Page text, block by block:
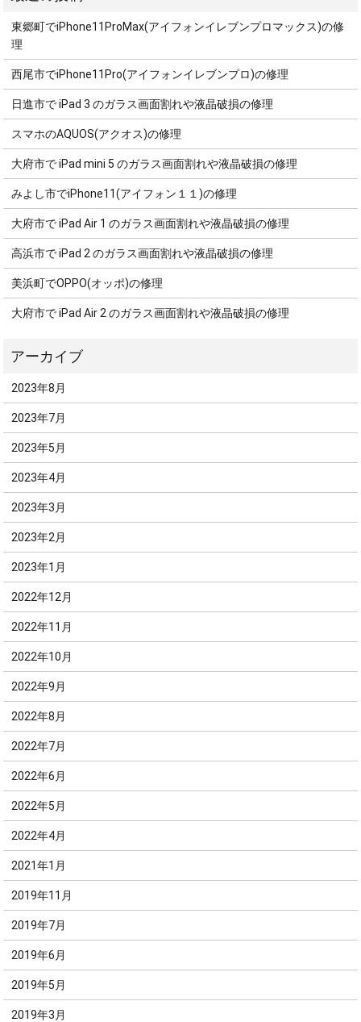
東郷町でiPhone11ProMax(アイフォンイレブンプロマックス)の修
理
西尾市でiPhone11Pro(アイフォンイレブンプロ)の修理
日進市で iPad 3 のガラス画面割れや液晶破損の修理
スマホのAQUOS(アクオス)の修理
大府市で iPad mini 5 のガラス画面割れや液晶破損の修理
みよし市でiPhone11(アイフォン１１)の修理
大府市で iPad Air 1 のガラス画面割れや液晶破損の修理
高浜市で iPad 2 のガラス画面割れや液晶破損の修理
美浜町でOPPO(オッポ)の修理
大府市で iPad Air 2 のガラス画面割れや液晶破損の修理
2023年8月
2023年7月
2023年5月
2023年4月
2023年3月
2023年2月
2023年1月
2022年12月
2022年11月
2022年10月
2022年9月
2022年8月
2022年7月
2022年6月
2022年5月
2022年4月
2021年1月
2019年11月
2019年7月
2019年6月
2019年5月
2019年3月